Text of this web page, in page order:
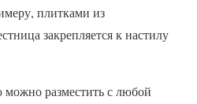
плитками из
закрепляется к настилу
разместить с любой